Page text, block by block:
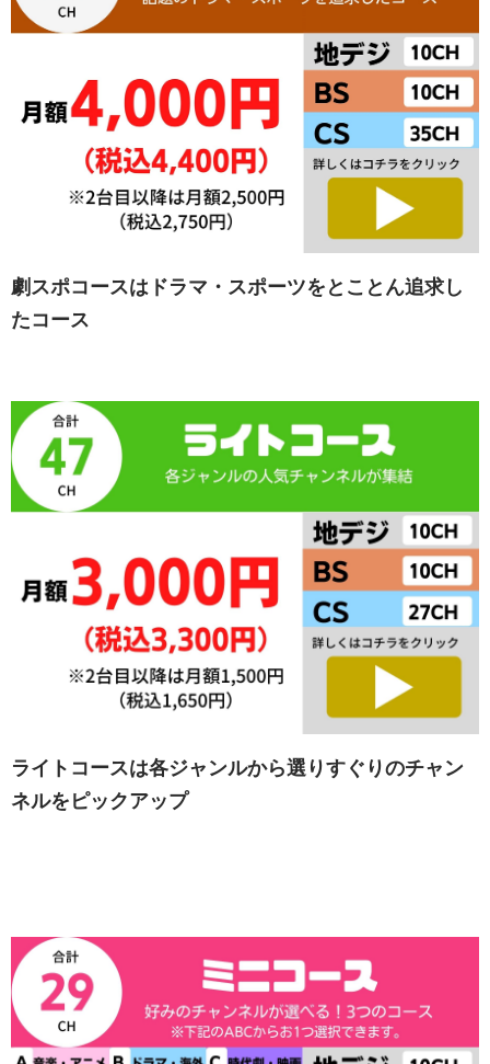
劇スポコースはドラマ・スポーツをとことん追求し
たコース
ライトコースは各ジャンルから選りすぐりのチャン
ネルをピックアップ